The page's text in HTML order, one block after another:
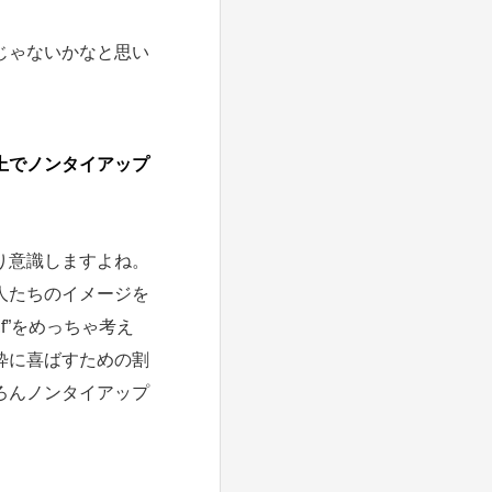
ゃないかなと思い
ノンタイアップ
識しますよね。
たちのイメージを
をめっちゃ考え
に喜ばすための割
んノンタイアップ